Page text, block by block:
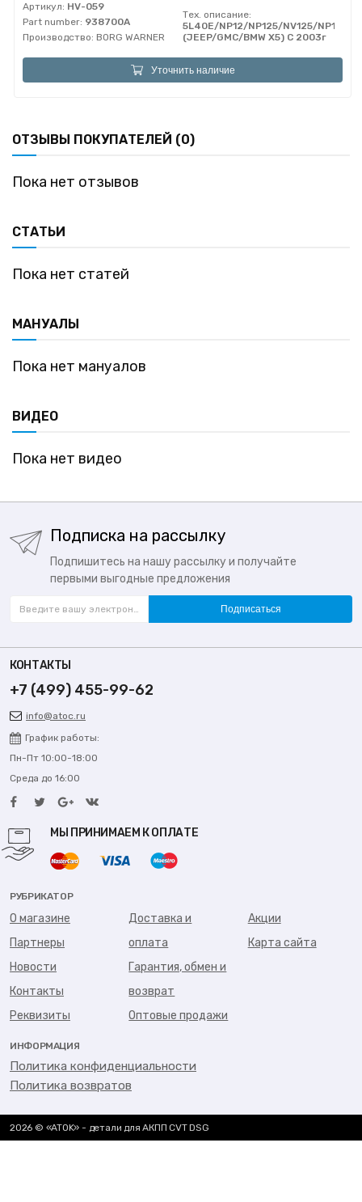
Артикул: HV-059
Part number: 938700A
Производство: BORG WARNER
Тех. описание:
5L40E/NP12/NP125/NV125/NP126/
(JEEP/GMC/BMW X5) C 2003г
Уточнить наличие
ОТЗЫВЫ ПОКУПАТЕЛЕЙ (0)
Пока нет отзывов
СТАТЬИ
Пока нет статей
МАНУАЛЫ
Пока нет мануалов
ВИДЕО
Пока нет видео
Подписка на рассылку
Подпишитесь на нашу рассылку и получайте
первыми выгодные предложения
Подписаться
КОНТАКТЫ
+7 (499) 455-99-62
info@atoc.ru
График работы:
Пн-Пт 10:00-18:00
Среда до 16:00
МЫ ПРИНИМАЕМ К ОПЛАТЕ
РУБРИКАТОР
О магазине
Партнеры
Новости
Контакты
Реквизиты
Доставка и
оплата
Гарантия, обмен и
возврат
Оптовые продажи
Акции
Карта сайта
ИНФОРМАЦИЯ
Политика конфиденциальности
Политика возвратов
2026 © «ATOK» - детали для АКПП CVT DSG